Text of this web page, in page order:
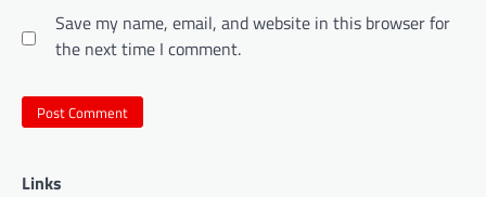
Save my name, email, and website in this browser for
the next time I comment.
Links